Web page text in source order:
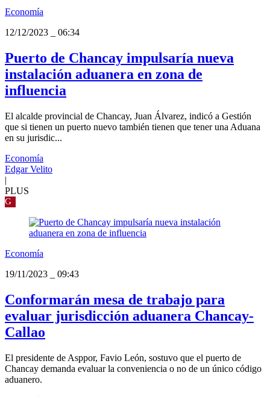
Economía
12/12/2023
06:34
Puerto de Chancay impulsaría nueva
instalación aduanera en zona de
influencia
El alcalde provincial de Chancay, Juan Álvarez, indicó a Gestión
que si tienen un puerto nuevo también tienen que tener una Aduana
en su jurisdic...
Economía
Edgar Velito
|
PLUS
G
Economía
19/11/2023
09:43
Conformarán mesa de trabajo para
evaluar jurisdicción aduanera Chancay-
Callao
El presidente de Asppor, Favio León, sostuvo que el puerto de
Chancay demanda evaluar la conveniencia o no de un único código
aduanero.